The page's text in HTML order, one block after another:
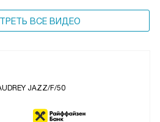
ВСЕ ВИДЕО
JAZZ/F/50